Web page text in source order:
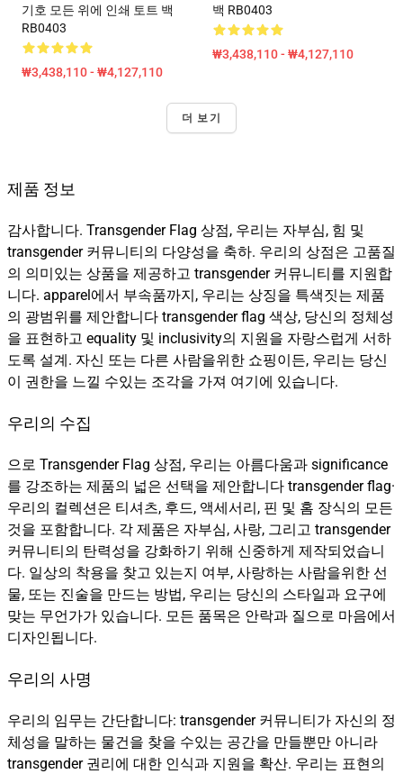
기호 모든 위에 인쇄 토트 백
RB0403
₩3,438,110 - ₩4,127,110
백 RB0403
₩3,438,110 - ₩4,127,110
더 보기
제품 정보
감사합니다. Transgender Flag 상점, 우리는 자부심, 힘 및
transgender 커뮤니티의 다양성을 축하. 우리의 상점은 고품질
의 의미있는 상품을 제공하고 transgender 커뮤니티를 지원합
니다. apparel에서 부속품까지, 우리는 상징을 특색짓는 제품
의 광범위를 제안합니다 transgender flag 색상, 당신의 정체성
을 표현하고 equality 및 inclusivity의 지원을 자랑스럽게 서하
도록 설계. 자신 또는 다른 사람을위한 쇼핑이든, 우리는 당신
이 권한을 느낄 수있는 조각을 가져 여기에 있습니다.
우리의 수집
으로 Transgender Flag 상점, 우리는 아름다움과 significance
를 강조하는 제품의 넓은 선택을 제안합니다 transgender flag·
우리의 컬렉션은 티셔츠, 후드, 액세서리, 핀 및 홈 장식의 모든
것을 포함합니다. 각 제품은 자부심, 사랑, 그리고 transgender
커뮤니티의 탄력성을 강화하기 위해 신중하게 제작되었습니
다. 일상의 착용을 찾고 있는지 여부, 사랑하는 사람을위한 선
물, 또는 진술을 만드는 방법, 우리는 당신의 스타일과 요구에
맞는 무언가가 있습니다. 모든 품목은 안락과 질으로 마음에서
디자인됩니다.
우리의 사명
우리의 임무는 간단합니다: transgender 커뮤니티가 자신의 정
체성을 말하는 물건을 찾을 수있는 공간을 만들뿐만 아니라
transgender 권리에 대한 인식과 지원을 확산. 우리는 표현의